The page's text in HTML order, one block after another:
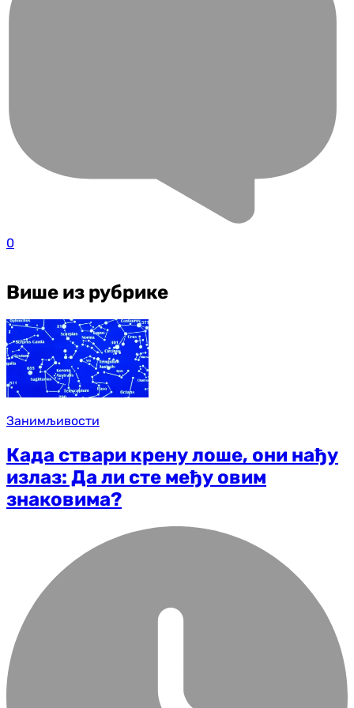
0
Више из рубрике
Занимљивости
Када ствари крену лоше, они нађу
излаз: Да ли сте међу овим
знаковима?